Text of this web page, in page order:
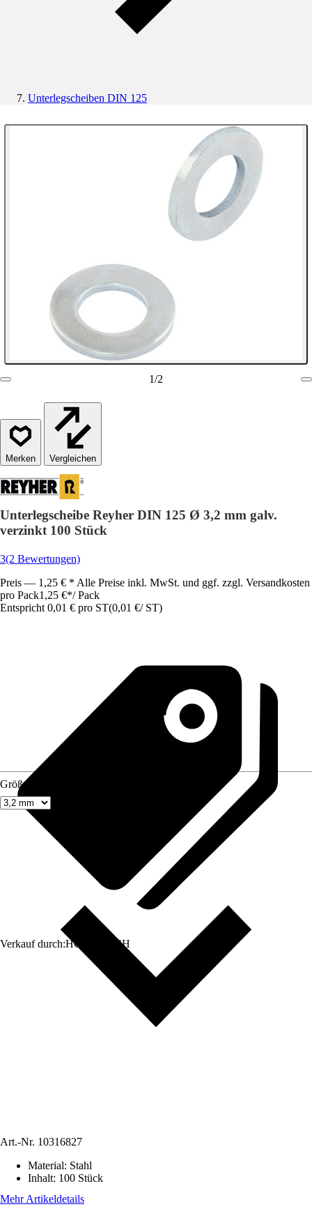
Unterlegscheiben DIN 125
1/2
Vergleichen
Unterlegscheibe Reyher DIN 125 Ø 3,2 mm galv.
verzinkt 100 Stück
3(2 Bewertungen)
Preis — 1,25 € * Alle Preise inkl. MwSt. und ggf. zzgl. Versandkosten
pro Pack1,25 €*/ Pack
Entspricht 0,01 € pro ST(0,01 €/ ST)
Verkauf durch:HORNBACH
Größe
Art.-Nr. 10316827
Material: Stahl
Inhalt: 100 Stück
Mehr Artikeldetails